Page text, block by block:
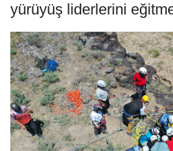
yürüyüş liderlerini